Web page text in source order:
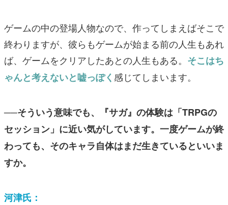
ゲームの中の登場人物なので、作ってしまえばそこで
終わりますが、彼らもゲームが始まる前の人生もあれ
ば、ゲームをクリアしたあとの人生もある。 そこはち
ゃんと考えないと嘘っぽく 感じてしまいます。
──そういう意味でも、『サガ』の体験は「TRPGの
セッション」に近い気がしています。一度ゲームが終
わっても、そのキャラ自体はまだ生きているといいま
すか。
河津氏：